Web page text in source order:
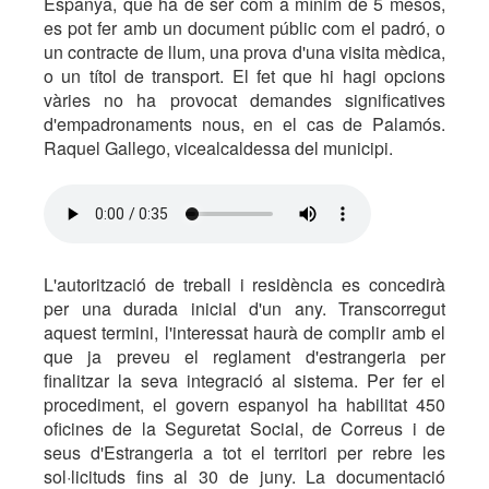
es pot fer amb un document públic com el padró, o
un contracte de llum, una prova d'una visita mèdica,
o un títol de transport. El fet que hi hagi opcions
vàries no ha provocat demandes significatives
d'empadronaments nous, en el cas de Palamós.
Raquel Gallego, vicealcaldessa del municipi.
L'autorització de treball i residència es concedirà
per una durada inicial d'un any. Transcorregut
aquest termini, l'interessat haurà de complir amb el
que ja preveu el reglament d'estrangeria per
finalitzar la seva integració al sistema. Per fer el
procediment, el govern espanyol ha habilitat 450
oficines de la Seguretat Social, de Correus i de
seus d'Estrangeria a tot el territori per rebre les
sol·licituds fins al 30 de juny. La documentació